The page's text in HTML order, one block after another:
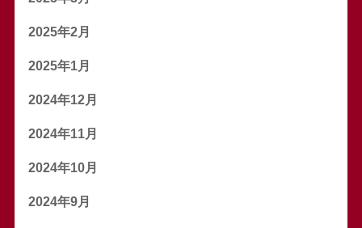
2025年2月
2025年1月
2024年12月
2024年11月
2024年10月
2024年9月